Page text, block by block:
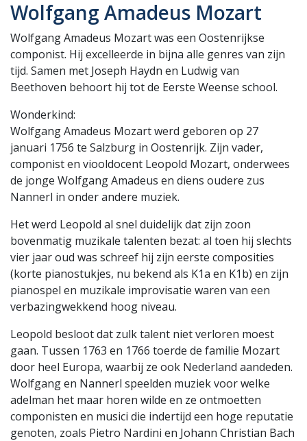
Wolfgang Amadeus Mozart
Wolfgang Amadeus Mozart was een Oostenrijkse
componist. Hij excelleerde in bijna alle genres van zijn
tijd. Samen met Joseph Haydn en Ludwig van
Beethoven behoort hij tot de Eerste Weense school.
Wonderkind:
Wolfgang Amadeus Mozart werd geboren op 27
januari 1756 te Salzburg in Oostenrijk. Zijn vader,
componist en viooldocent Leopold Mozart, onderwees
de jonge Wolfgang Amadeus en diens oudere zus
Nannerl in onder andere muziek.
Het werd Leopold al snel duidelijk dat zijn zoon
bovenmatig muzikale talenten bezat: al toen hij slechts
vier jaar oud was schreef hij zijn eerste composities
(korte pianostukjes, nu bekend als K1a en K1b) en zijn
pianospel en muzikale improvisatie waren van een
verbazingwekkend hoog niveau.
Leopold besloot dat zulk talent niet verloren moest
gaan. Tussen 1763 en 1766 toerde de familie Mozart
door heel Europa, waarbij ze ook Nederland aandeden.
Wolfgang en Nannerl speelden muziek voor welke
adelman het maar horen wilde en ze ontmoetten
componisten en musici die indertijd een hoge reputatie
genoten, zoals Pietro Nardini en Johann Christian Bach